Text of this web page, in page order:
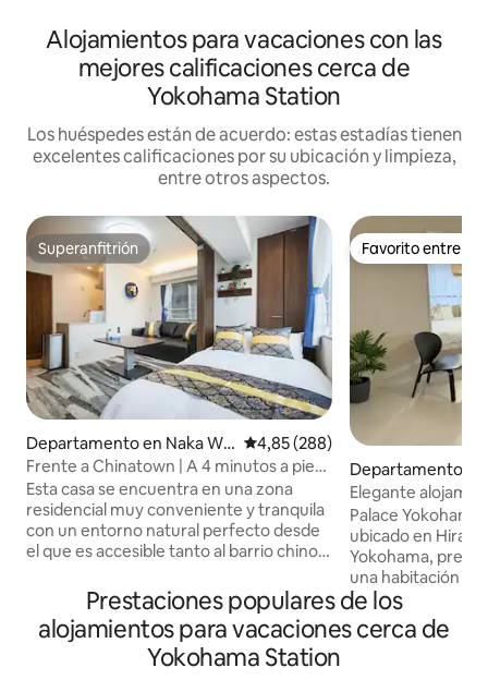
Alojamientos para vacaciones con las
mejores calificaciones cerca de
Yokohama Station
Los huéspedes están de acuerdo: estas estadías tienen
excelentes calificaciones por su ubicación y limpieza,
entre otros aspectos.
Superanfitrión
Superanfitrión
Departamento en Naka Wa
rd, Yokohama
Calificación promedio: 4,85 de
4,85 (288)
Frente a Chinatown | A 4 minutos a pie
de la estación de Ishikawamachi | Parque
y estadio Yamashita | Para 4 personas,
con sofá cama y cama semidoble...
Esta casa se encuentra en una zona
residencial muy conveniente y tranquila
con un entorno natural perfecto desde
el que es accesible tanto al barrio chino
estación de Ishikawachō a 9 minutos a
pie, por lo que es un lugar ideal para su
encantador viaje en Tokio. Además, a 10
minutos a pie se puede llegar al estadio
Favorito entre
Favorito entre
Departamento en
Elegante
estación de
habitante más
Palace Yokohama
ubicado en
Yokohama,
una habitación
que puede alojar
personas. * Este es un departamento de
nueva
Prestaciones populares de los
alojamientos para vacaciones cerca de
Yokohama Station